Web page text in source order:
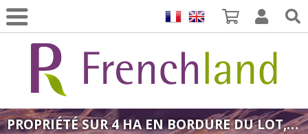
PROPRIÉTÉ SUR 4 HA EN BORDURE DU LOT, PROCHE FIGEAC